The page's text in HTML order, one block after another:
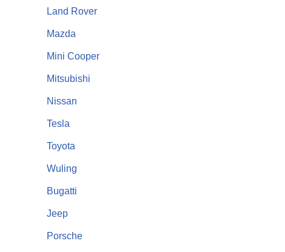
Land Rover
Mazda
Mini Cooper
Mitsubishi
Nissan
Tesla
Toyota
Wuling
Bugatti
Jeep
Porsche